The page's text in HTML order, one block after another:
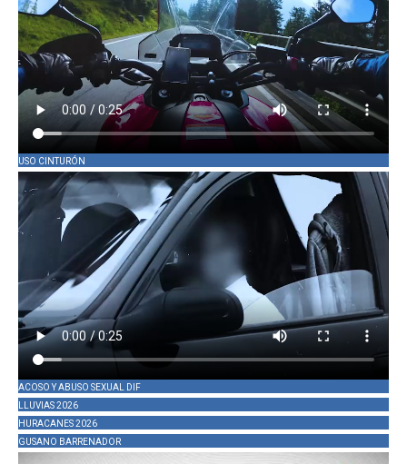
USO CINTURÓN
ACOSO Y ABUSO SEXUAL DIF
LLUVIAS 2026
HURACANES 2026
GUSANO BARRENADOR